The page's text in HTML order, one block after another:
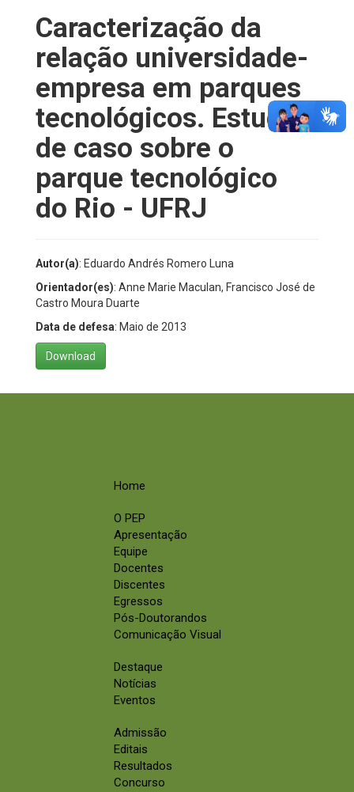
Caracterização da
relação universidade-
empresa em parques
tecnológicos. Estudo
de caso sobre o
parque tecnológico
do Rio - UFRJ
Autor(a): Eduardo Andrés Romero Luna
Orientador(es): Anne Marie Maculan, Francisco José de
Castro Moura Duarte
Data de defesa: Maio de 2013
Download
Home
O PEP
Apresentação
Equipe
Docentes
Discentes
Egressos
Pós-Doutorandos
Comunicação Visual
Destaque
Notícias
Eventos
Admissão
Editais
Resultados
Concurso